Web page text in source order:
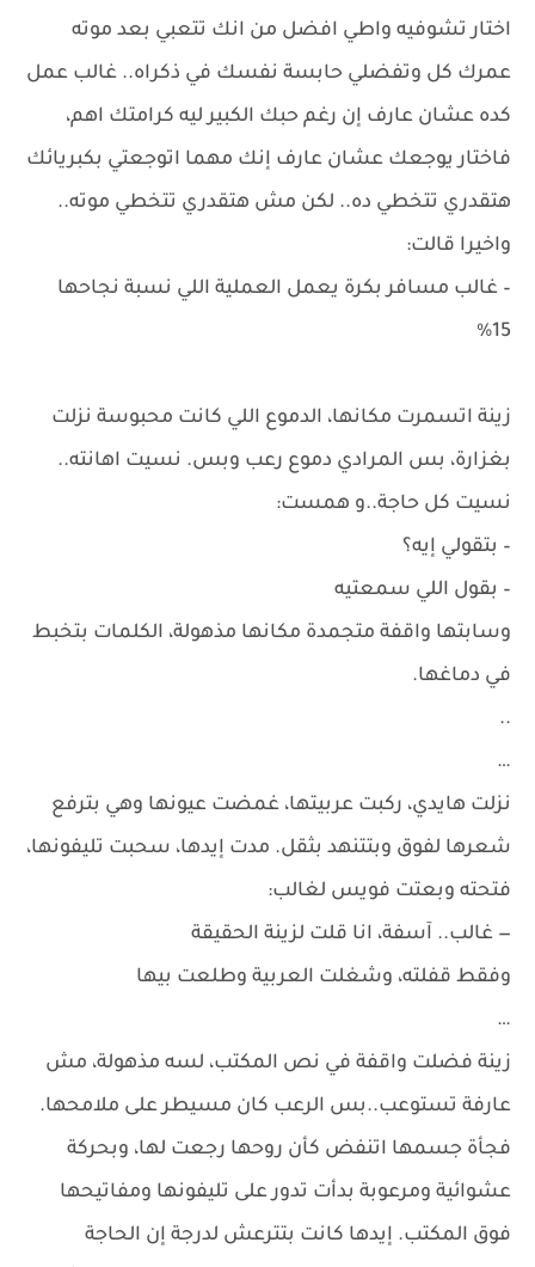
اختار تشوفيه واطي افضل من انك تتعبي بعد موته
عمرك كل وتفضلي حابسة نفسك في ذكراه.. غالب عمل
كده عشان عارف إن رغم حبك الكبير ليه كرامتك اهم،
فاختار يوجعك عشان عارف إنك مهما اتوجعتي بكبريائك
هتقدري تتخطي ده.. لكن مش هتقدري تتخطي موته..
واخيرا قالت:
– غالب مسافر بكرة يعمل العملية اللي نسبة نجاحها
15%
زينة اتسمرت مكانها، الدموع اللي كانت محبوسة نزلت
بغزارة، بس المرادي دموع رعب وبس. نسيت اهانته..
نسيت كل حاجة..و همست:
– بتقولي إيه؟
– بقول اللي سمعتيه
وسابتها واقفة متجمدة مكانها مذهولة، الكلمات بتخبط
في دماغها.
..
…
نزلت هايدي، ركبت عربيتها، غمضت عيونها وهي بترفع
شعرها لفوق وبتتنهد بثقل. مدت إيدها، سحبت تليفونها،
فتحته وبعتت فويس لغالب:
— غالب.. آسفة، انا قلت لزينة الحقيقة
وفقط قفلته، وشغلت العربية وطلعت بيها
…
زينة فضلت واقفة في نص المكتب، لسه مذهولة، مش
عارفة تستوعب..بس الرعب كان مسيطر على ملامحها.
فجأة جسمها اتنفض كأن روحها رجعت لها، وبحركة
عشوائية ومرعوبة بدأت تدور على تليفونها ومفاتيحها
فوق المكتب. إيدها كانت بتترعش لدرجة إن الحاجة